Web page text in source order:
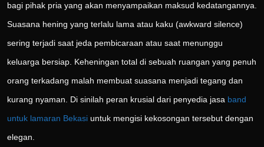
bagi pihak pria yang akan menyampaikan maksud kedatangannya.
Suasana hening yang terlalu lama atau kaku (awkward silence)
sering terjadi saat jeda pembicaraan atau saat menunggu
keluarga bersiap. Keheningan total di sebuah ruangan yang penuh
orang terkadang malah membuat suasana menjadi tegang dan
kurang nyaman. Di sinilah peran krusial dari penyedia jasa band
untuk lamaran Bekasi untuk mengisi kekosongan tersebut dengan
elegan.